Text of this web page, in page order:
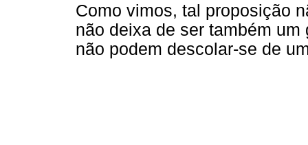
Como vimos, tal proposição
não deixa de ser também
não podem descolar-se de